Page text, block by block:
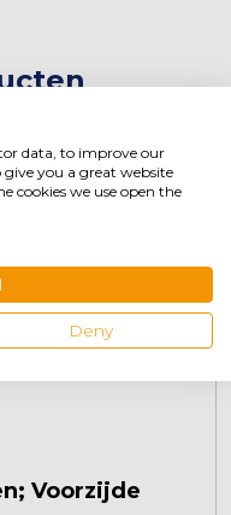
Voorzijde
data, to improve our
you a great website
cookies we use open the
Deny